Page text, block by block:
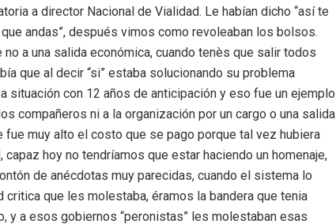
a director Nacional de Vialidad. Le habían dicho “así te
andas”, después vimos como revoleaban los bolsos.
a una salida económica, cuando tenès que salir todos
que al decir “si” estaba solucionando su problema
situación con 12 años de anticipación y eso fue un ejemplo
compañeros ni a la organización por un cargo o una salida
muy alto el costo que se pago porque tal vez hubiera
hoy no tendríamos que estar haciendo un homenaje,
de anécdotas muy parecidas, cuando el sistema lo
que les molestaba, éramos la bandera que tenia
y a esos gobiernos “peronistas” les molestaban esas